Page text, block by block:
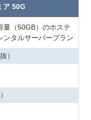
ア 50G
量（50GB）のホステ
ンタルサーバープラン
）